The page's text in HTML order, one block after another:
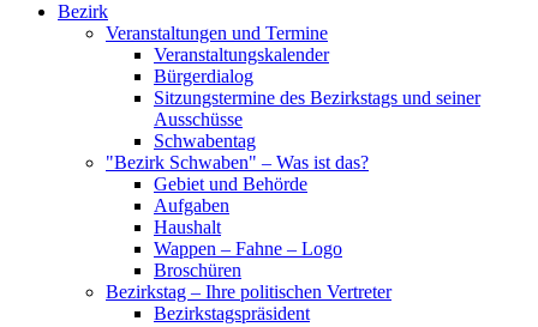
Bezirk
Veranstaltungen und Termine
Veranstaltungskalender
Bürgerdialog
Sitzungstermine des Bezirkstags und seiner
Ausschüsse
Schwabentag
"Bezirk Schwaben" – Was ist das?
Gebiet und Behörde
Aufgaben
Haushalt
Wappen – Fahne – Logo
Broschüren
Bezirkstag – Ihre politischen Vertreter
Bezirkstagspräsident